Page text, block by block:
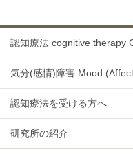
認知療法 cognitive therapy
気分(感情)障害 Mood
認知療法を受ける方へ
研究所の紹介